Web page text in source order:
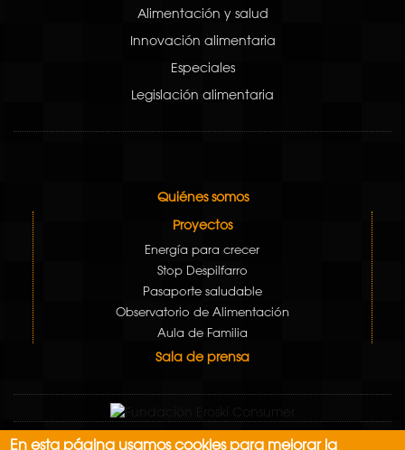
Alimentación y salud
Innovación alimentaria
Especiales
Legislación alimentaria
Quiénes somos
Proyectos
Energía para crecer
Stop Despilfarro
Pasaporte saludable
Observatorio de Alimentación
Aula de Familia
Sala de prensa
En esta página usamos cookies para mejorar la